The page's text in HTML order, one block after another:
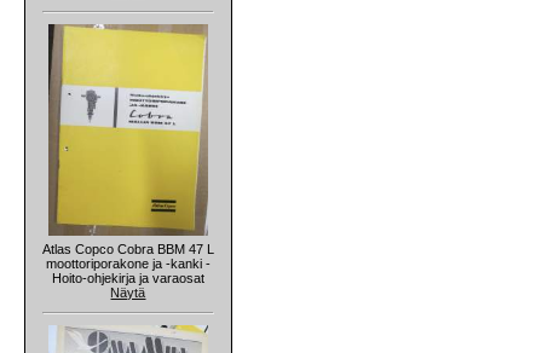
Atlas Copco Cobra BBM 47 L
moottoriporakone ja -kanki -
Hoito-ohjekirja ja varaosat
Näytä